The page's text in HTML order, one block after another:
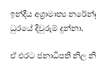
ඉන්දීය අග්‍රාමාත්‍ය
ධුරයේ දිවුරුම් දුන්නා.
ඒ එරට ජනාධිපති නිල